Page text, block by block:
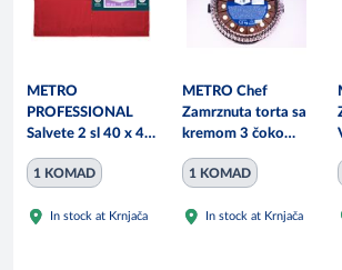
METRO
PROFESSIONAL
Salvete 2 sl 40 x 40
cm crvene 250/1
1 KOMAD
In stock at Krnjača
METRO Chef
Zamrznuta torta sa
kremom 3 čoko
ukusa 1,2 kg
1 KOMAD
In stock at Krnjača